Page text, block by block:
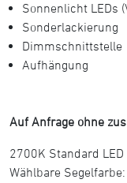
Sonnenlicht LEDs
Sonderlackierung
Dimmschnittstelle
Aufhängung
Auf Anfrage ohne
2700K Standard LED
Wählbare Segelfarbe: